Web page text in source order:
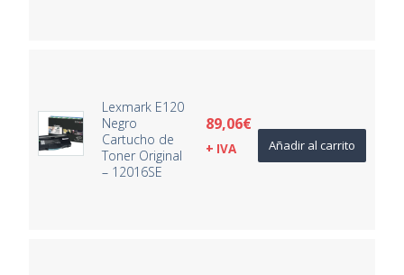
Lexmark E120
Negro
Cartucho de
Toner Original
– 12016SE
89,06€
+ IVA Añadir al carrito